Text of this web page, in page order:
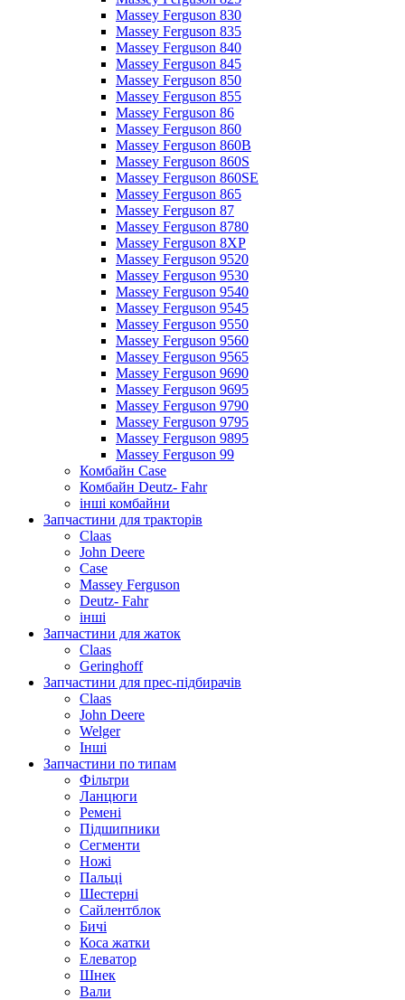
Massey Ferguson 830
Massey Ferguson 835
Massey Ferguson 840
Massey Ferguson 845
Massey Ferguson 850
Massey Ferguson 855
Massey Ferguson 86
Massey Ferguson 860
Massey Ferguson 860B
Massey Ferguson 860S
Massey Ferguson 860SE
Massey Ferguson 865
Massey Ferguson 87
Massey Ferguson 8780
Massey Ferguson 8XP
Massey Ferguson 9520
Massey Ferguson 9530
Massey Ferguson 9540
Massey Ferguson 9545
Massey Ferguson 9550
Massey Ferguson 9560
Massey Ferguson 9565
Massey Ferguson 9690
Massey Ferguson 9695
Massey Ferguson 9790
Massey Ferguson 9795
Massey Ferguson 9895
Massey Ferguson 99
Комбайн Case
Комбайн Deutz- Fahr
інші комбайни
Запчастини для тракторів
Claas
John Deere
Case
Massey Ferguson
Deutz- Fahr
інші
Запчастини для жаток
Claas
Geringhoff
Запчастини для прес-підбирачів
Claas
John Deere
Welger
Інші
Запчастини по типам
Фільтри
Ланцюги
Ремені
Підшипники
Сегменти
Ножі
Пальці
Шестерні
Сайлентблок
Бичі
Коса жатки
Елеватор
Шнек
Вали